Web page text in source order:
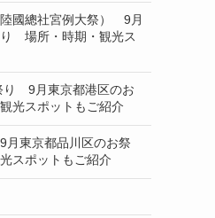
國總社宮例大祭） 9月
場所・時期・観光ス
り 9月東京都港区のお
光スポットもご紹介
東京都品川区のお祭
スポットもご紹介